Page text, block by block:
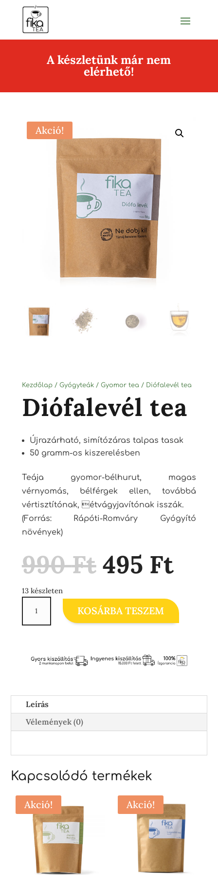
A készletünk már nem
elérhető!
Akció!
Kezdőlap/ Gyógyteák/ Gyomor tea / Diófalevél tea
Diófalevél tea
Újrazárható, simítózáras talpas tasak
50 gramm-os kiszerelésben
Teája gyomor-bélhurut, magas
vérnyomás, bélférgek ellen, továbbá
vértisztítónak, étvágyjavítónak isszák.
(Forrás: Rápóti-Romváry Gyógyító
növények)
990Ft Original
price
990 Ft.
495 Ft
13 készleten
mennyiség
KOSÁRBA TESZEM
Leírás
Vélemények (0)
Kapcsolódó termékek
Akció! Akció!